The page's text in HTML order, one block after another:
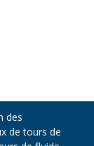
des
de tours de